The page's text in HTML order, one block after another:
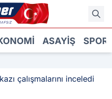
ASAYIŞ SPOR
çalışmalarını inceledi